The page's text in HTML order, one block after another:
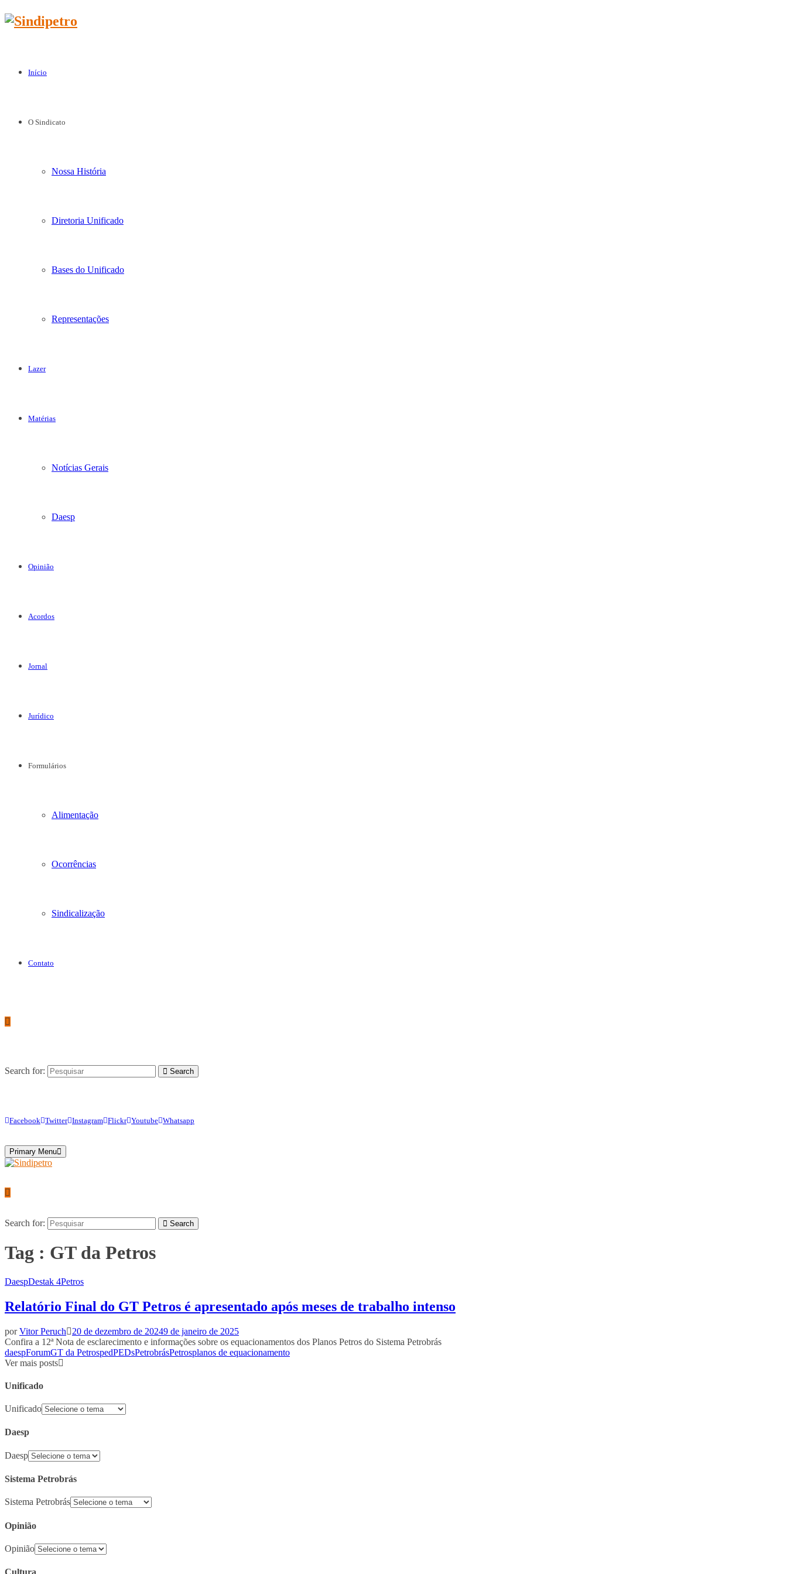
Início
O Sindicato
Nossa História
Diretoria Unificado
Bases do Unificado
Representações
Lazer
Matérias
Notícias Gerais
Daesp
Opinião
Acordos
Jornal
Jurídico
Formulários
Alimentação
Ocorrências
Sindicalização
Contato
Search for: Search
Facebook Twitter Instagram Flickr Youtube Whatsapp
Primary Menu
Search for: Search
Tag : GT da Petros
DaespDestak 4Petros
Relatório Final do GT Petros é apresentado após meses de trabalho intenso
porVitor Peruch 20 de dezembro de 20249 de janeiro de 2025
Confira a 12ª Nota de esclarecimento e informações sobre os equacionamentos dos Planos Petros do Sistema Petrobrás
daespForumGT da PetrospedPEDsPetrobrásPetrosplanos de equacionamento
Ver mais posts
Unificado
Unificado
Daesp
Daesp
Sistema Petrobrás
Sistema Petrobrás
Opinião
Opinião
Cultura